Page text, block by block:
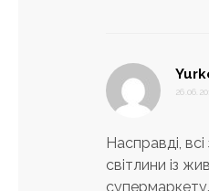
Насправді,
світлини із